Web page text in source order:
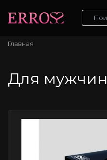
Главная
Для мужчин